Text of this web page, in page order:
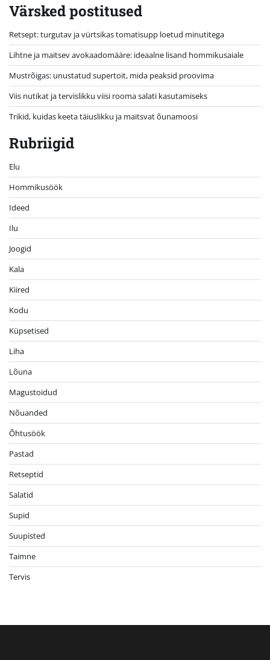
Värsked postitused
Retsept: turgutav ja vürtsikas tomatisupp loetud minutitega
Lihtne ja maitsev avokaadomääre: ideaalne lisand hommikusaiale
Mustrõigas: unustatud supertoit, mida peaksid proovima
Viis nutikat ja tervislikku viisi rooma salati kasutamiseks
Trikid, kuidas keeta täiuslikku ja maitsvat õunamoosi
Rubriigid
Elu
Hommikusöök
Ideed
Ilu
Joogid
Kala
Kiired
Kodu
Küpsetised
Liha
Lõuna
Magustoidud
Nõuanded
Õhtusöök
Pastad
Retseptid
Salatid
Supid
Suupisted
Taimne
Tervis